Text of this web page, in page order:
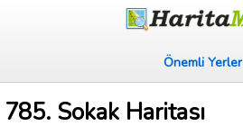
Önemli Yerler
785. Sokak Haritası